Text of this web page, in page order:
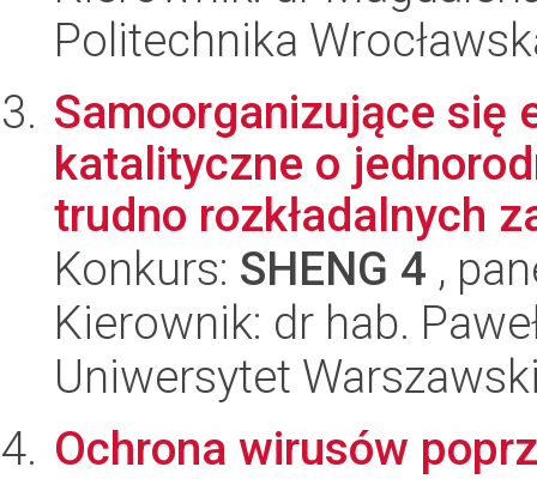
Politechnika
Samoorganizujące się
katalityczne o
trudno rozkładalnych
Konkurs: SHENG 4 ,
Kierownik: dr hab.
Uniwersytet
Ochrona wirusów